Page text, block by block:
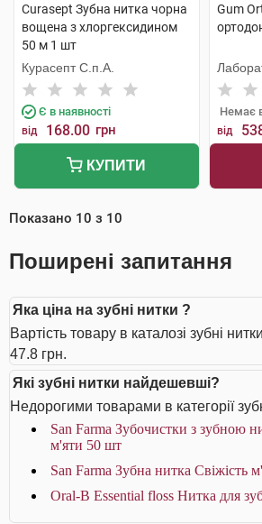
Curasept Зубна нитка чорна
вощена з хлоргексидином
50 м 1 шт
Курасепт С.п.А.
Є в наявності
від 168.00 грн
КУПИТИ
Gum
Немає
від
Показано 10 з 10
Поширені запитання
Яка ціна на зубні нитки ?
Вартість товару в каталозі зубні
47.8 грн.
Які зубні нитки найдешевші?
Недорогими товарами в категорії
San Farma Зубочистки з зубною
м'яти 50 шт
San Farma Зубна нитка Свіжість
Oral-B Essential floss Нитка для